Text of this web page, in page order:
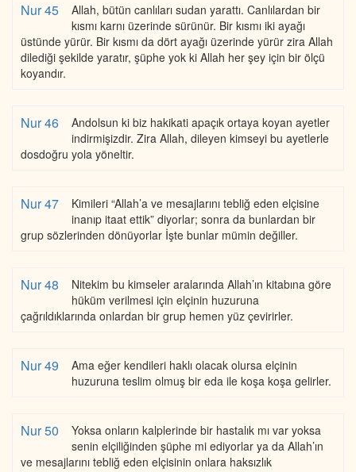
Nur 45
Allah, bütün canlıları sudan yarattı. Canlılardan bir
kısmı karnı üzerinde sürünür. Bir kısmı iki ayağı
üstünde yürür. Bir kısmı da dört ayağı üzerinde yürür zira Allah
dilediği şekilde yaratır, şüphe yok ki Allah her şey için bir ölçü
koyandır.
Nur 46
Andolsun ki biz hakikati apaçık ortaya koyan ayetler
indirmişizdir. Zira Allah, dileyen kimseyi bu ayetlerle
dosdoğru yola yöneltir.
Nur 47
Kimileri “Allah’a ve mesajlarını tebliğ eden elçisine
inanıp itaat ettik” diyorlar; sonra da bunlardan bir
grup sözlerinden dönüyorlar İşte bunlar mümin değiller.
Nur 48
Nitekim bu kimseler aralarında Allah’ın kitabına göre
hüküm verilmesi için elçinin huzuruna
çağrıldıklarında onlardan bir grup hemen yüz çevirirler.
Nur 49
Ama eğer kendileri haklı olacak olursa elçinin
huzuruna teslim olmuş bir eda ile koşa koşa gelirler.
Nur 50
Yoksa onların kalplerinde bir hastalık mı var yoksa
senin elçiliğinden şüphe mi ediyorlar ya da Allah’ın
ve mesajlarını tebliğ eden elçisinin onlara haksızlık